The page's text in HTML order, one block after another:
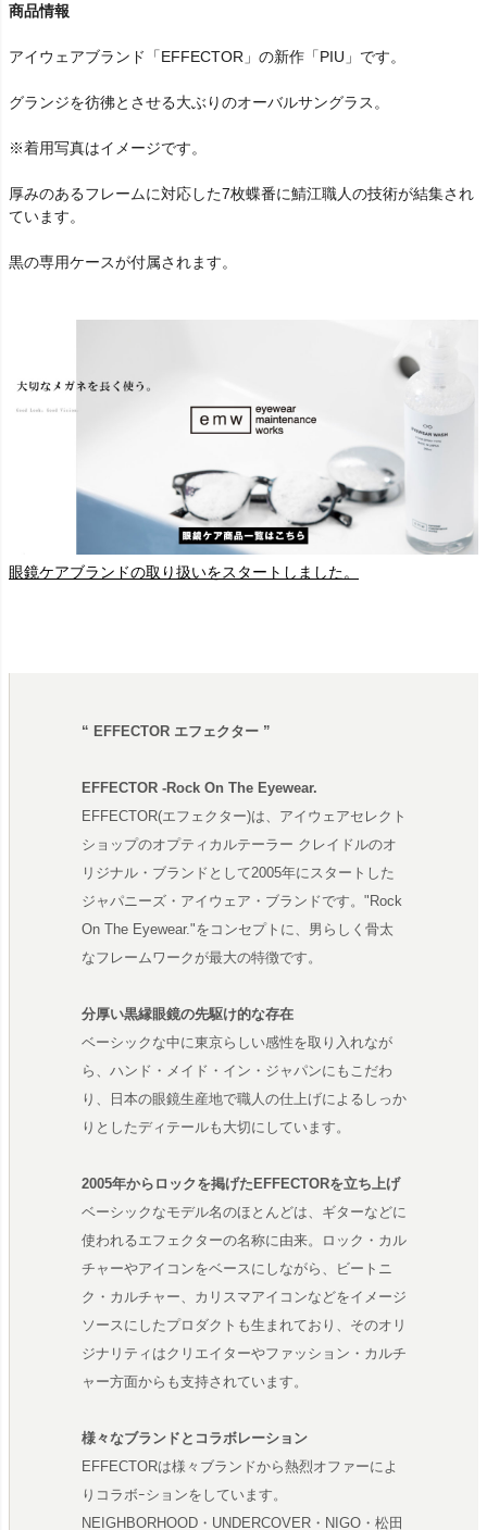
商品情報
アイウェアブランド「EFFECTOR」の新作「PIU」です。
グランジを彷彿とさせる大ぶりのオーバルサングラス。
※着用写真はイメージです。
厚みのあるフレームに対応した7枚蝶番に鯖江職人の技術が結集され
ています。
黒の専用ケースが付属されます。
眼鏡ケアブランドの取り扱いをスタートしました。
“ EFFECTOR エフェクター ”
EFFECTOR -Rock On The Eyewear.
EFFECTOR(エフェクター)は、アイウェアセレクト
ショップのオプティカルテーラー クレイドルのオ
リジナル・ブランドとして2005年にスタートした
ジャパニーズ・アイウェア・ブランドです。"Rock
On The Eyewear."をコンセプトに、男らしく骨太
なフレームワークが最大の特徴です。
分厚い黒縁眼鏡の先駆け的な存在
ベーシックな中に東京らしい感性を取り入れなが
ら、ハンド・メイド・イン・ジャパンにもこだわ
り、日本の眼鏡生産地で職人の仕上げによるしっか
りとしたディテールも大切にしています。
2005年からロックを掲げたEFFECTORを立ち上げ
ベーシックなモデル名のほとんどは、ギターなどに
使われるエフェクターの名称に由来。ロック・カル
チャーやアイコンをベースにしながら、ビートニ
ク・カルチャー、カリスマアイコンなどをイメージ
ソースにしたプロダクトも生まれており、そのオリ
ジナリティはクリエイターやファッション・カルチ
ャー方面からも支持されています。
様々なブランドとコラボレーション
EFFECTORは様々ブランドから熱烈オファーによ
りコラボｰションをしています。
NEIGHBORHOOD・UNDERCOVER・NIGO・松田